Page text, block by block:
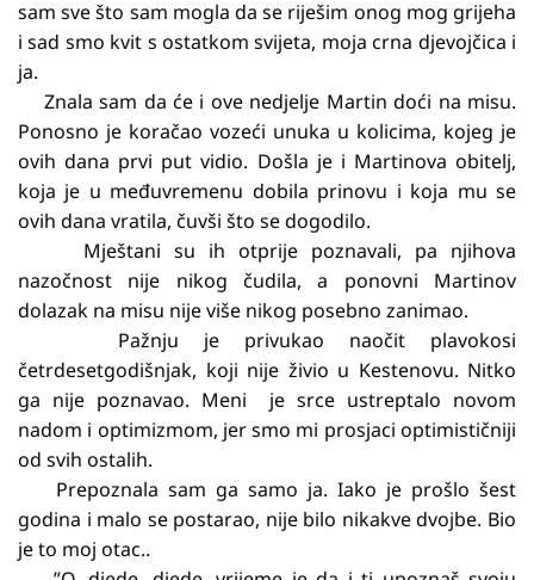
sam sve što sam mogla da se riješim onog mog grijeha
i sad smo kvit s ostatkom svijeta, moja crna djevojčica i
ja.
Znala sam da će i ove nedjelje Martin doći na misu.
Ponosno je koračao vozeći unuka u kolicima, kojeg je
ovih dana prvi put vidio. Došla je i Martinova obitelj,
koja je u međuvremenu dobila prinovu i koja mu se
ovih dana vratila, čuvši što se dogodilo.
Mještani su ih otprije poznavali, pa njihova
nazočnost nije nikog čudila, a ponovni Martinov
dolazak na misu nije više nikog posebno zanimao.
Pažnju je privukao naočit plavokosi
četrdesetgodišnjak, koji nije živio u Kestenovu. Nitko
ga nije poznavao. Meni je srce ustreptalo novom
nadom i optimizmom, jer smo mi prosjaci optimističniji
od svih ostalih.
Prepoznala sam ga samo ja. Iako je prošlo šest
godina i malo se postarao, nije bilo nikakve dvojbe. Bio
je to moj otac..